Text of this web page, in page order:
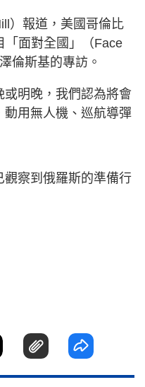
）報道，美國哥倫比
「面對全國」（Face
倫斯基的專訪。
明晚，我們認為將會
用無人機、巡航導彈
察到俄羅斯的準備行